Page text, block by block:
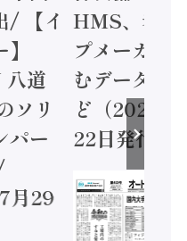
/ 【イ
道
ソリ
パー
月29
HMS、老舗
プメーカー
むデータ活
ど（2026年
22日発行）